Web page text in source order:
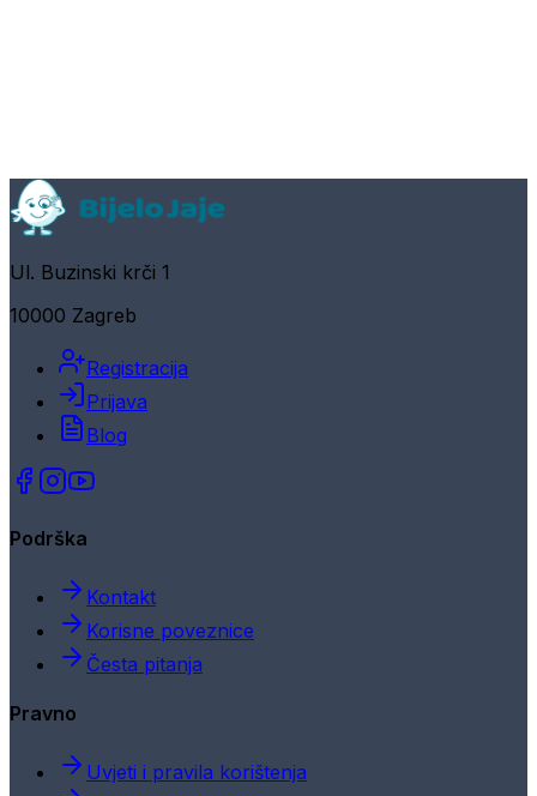
Ul. Buzinski krči 1
10000 Zagreb
Registracija
Prijava
Blog
Podrška
Kontakt
Korisne poveznice
Česta pitanja
Pravno
Uvjeti i pravila korištenja